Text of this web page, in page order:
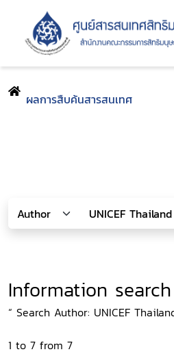
ผลการสืบค้นสารสนเทศ
Information
“ Search Author: UNICEF
1 to 7 from 7